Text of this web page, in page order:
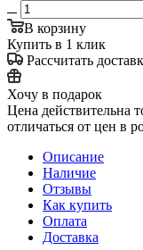
В корзину
Купить в 1 клик
Рассчитать
Хочу в подарок
Цена действительна
отличаться от цен в
Описание
Наличие
Отзывы
Как купить
Оплата
Доставка